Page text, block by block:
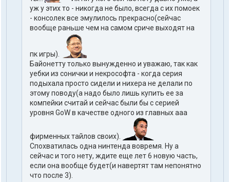
уж у этих то - никогда не было, всегда с их помоек
- консолек все эмулилось прекрасно(сейчас
вообще раньше чем на самом сриче выходят на
пк игры).
Байонетту только вынужденно и уважаю, так как
уебки из сонички и некрософта - когда серия
подыхала просто сидели и нихера не делали по
этому поводу(а надо было лишь купить ее за
компейки считай и сейчас были бы с серией
уровня GoW в качестве одного из главных ааа
фирменных тайлов своих).
Спохватилась одна нинтенда вовремя. Ну а
сейчас и того нету, ждите еще лет 6 новую часть,
если она вообще будет(и навертят там непонятно
что после 3).